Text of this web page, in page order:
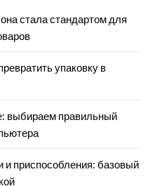
стала стандартом для
упаковку в
выбираем правильный
приспособления: базовый